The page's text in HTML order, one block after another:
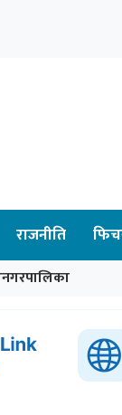
राजनीति